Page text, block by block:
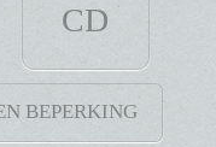
CD
BEPERKING